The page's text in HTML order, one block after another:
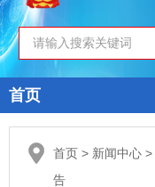
首页
首页 > 新闻中心 >
告